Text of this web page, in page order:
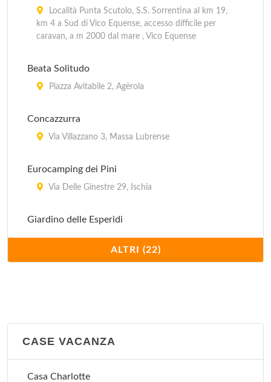
Località Punta Scutolo, S.S. Sorrentina al km 19,
km 4 a Sud di Vico Equense, accesso difficile per
caravan, a m 2000 dal mare , Vico Equense
Beata Solitudo
Piazza Avitabile 2, Agèrola
Concazzurra
Via Villazzano 3, Massa Lubrense
Eurocamping dei Pini
Via Delle Ginestre 29, Ischia
Giardino delle Esperidi
Viale Dei Pini 38, Sant'Agnello
A Marina di Lago di Patria, via Domiziana al km 16
ALTRI (22)
CASE VACANZA
Casa Charlotte